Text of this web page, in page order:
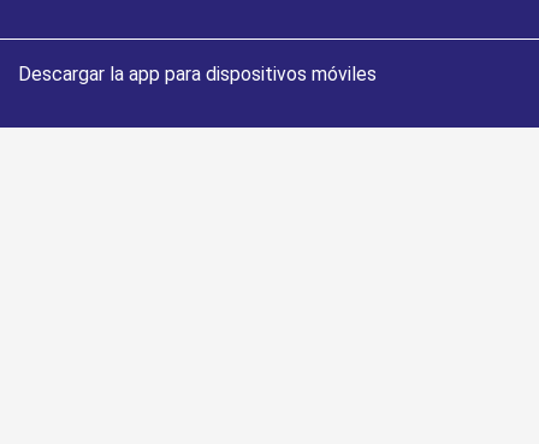
Descargar la app para dispositivos móviles